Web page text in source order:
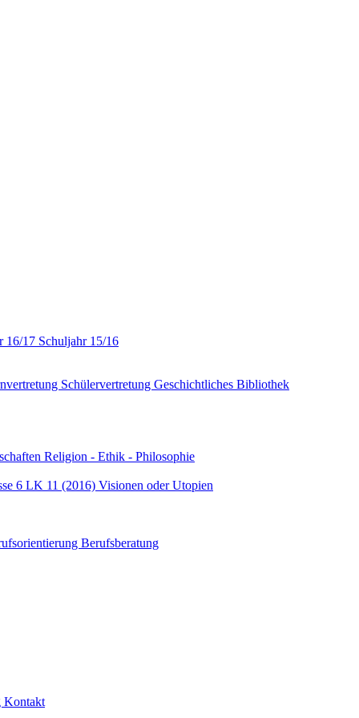
16/17 Schuljahr 15/16
Schülervertretung Geschichtliches Bibliothek
Religion - Ethik - Philosophie
6 LK 11 (2016) Visionen oder Utopien
Berufsberatung
Kontakt